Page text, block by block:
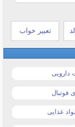
تعبیر خواب
دارویی
فوتبال
غذایی